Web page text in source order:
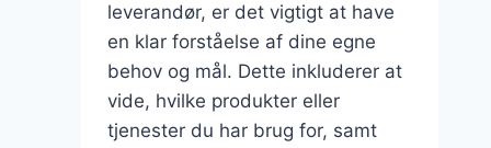
leverandør, er det vigtigt at have
en klar forståelse af dine egne
behov og mål. Dette inkluderer at
vide, hvilke produkter eller
tjenester du har brug for, samt